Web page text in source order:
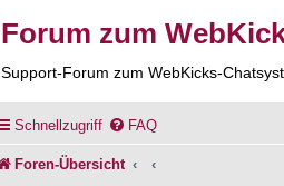
Forum zum
Support-Forum zum WebKicks-
Schnellzugriff FAQ
Foren-Übersicht